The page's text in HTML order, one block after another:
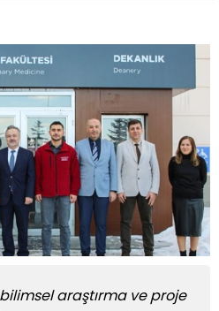
araştırma ve proje